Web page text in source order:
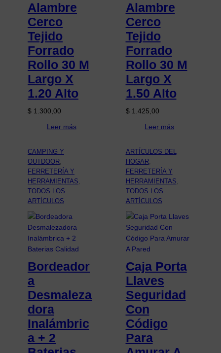
Alambre
Cerco
Tejido
Forrado
Rollo 30 M
Largo X
1.20 Alto
$ 1.300,00
Leer más
Alambre
Cerco
Tejido
Forrado
Rollo 30 M
Largo X
1.50 Alto
$1.425,00
Leer más
CAMPING Y
OUTDOOR
FERRETERÍA Y
HERRAMIENTAS
TODOS LOS
ARTÍCULOS
Bordeador
a
Desmaleza
dora
Inalámbric
a + 2
ARTÍCULOS DEL
HOGAR
FERRETERÍA Y
HERRAMIENTAS
TODOS LOS
ARTÍCULOS
Caja Porta
Llaves
Seguridad
Con
Código
Para